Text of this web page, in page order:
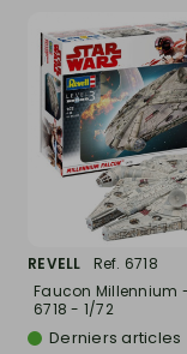
REVELL
Ref. 6718
Faucon Millennium -
6718 - 1/72
Derniers articles